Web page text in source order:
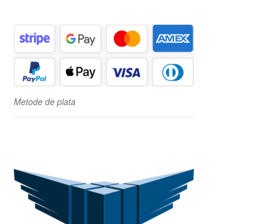
Metode de plata